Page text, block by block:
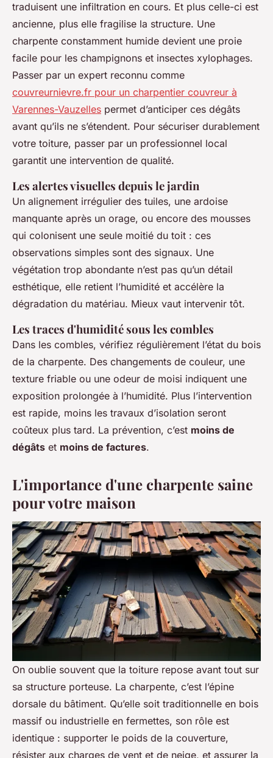
traduisent une infiltration en cours. Et plus celle-ci est
ancienne, plus elle fragilise la structure. Une
charpente constamment humide devient une proie
facile pour les champignons et insectes xylophages.
Passer par un expert reconnu comme
couvreurnievre.fr pour un charpentier couvreur à
Varennes-Vauzelles permet d’anticiper ces dégâts
avant qu’ils ne s’étendent. Pour sécuriser durablement
votre toiture, passer par un professionnel local
garantit une intervention de qualité.
Les alertes visuelles depuis le jardin
Un alignement irrégulier des tuiles, une ardoise
manquante après un orage, ou encore des mousses
qui colonisent une seule moitié du toit : ces
observations simples sont des signaux. Une
végétation trop abondante n’est pas qu’un détail
esthétique, elle retient l’humidité et accélère la
dégradation du matériau. Mieux vaut intervenir tôt.
Les traces d'humidité sous les combles
Dans les combles, vérifiez régulièrement l’état du bois
de la charpente. Des changements de couleur, une
texture friable ou une odeur de moisi indiquent une
exposition prolongée à l’humidité. Plus l’intervention
est rapide, moins les travaux d’isolation seront
coûteux plus tard. La prévention, c’est moins de
dégâts et moins de factures.
L'importance d'une charpente saine
pour votre maison
On oublie souvent que la toiture repose avant tout sur
sa structure porteuse. La charpente, c’est l’épine
dorsale du bâtiment. Qu’elle soit traditionnelle en bois
massif ou industrielle en fermettes, son rôle est
identique : supporter le poids de la couverture,
résister aux charges de vent et de neige, et assurer la